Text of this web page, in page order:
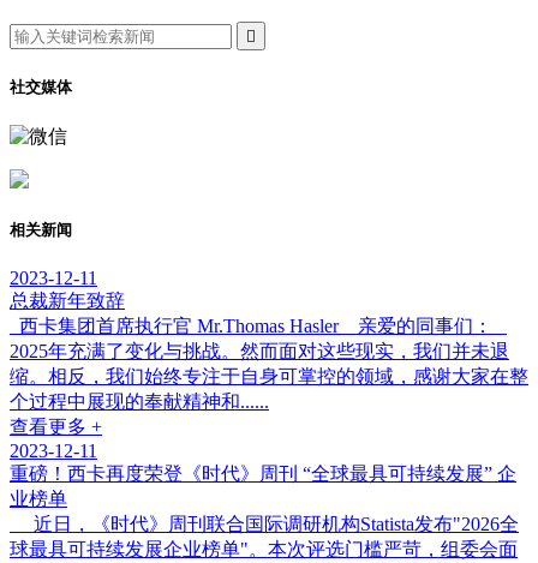

社交媒体
相关新闻
2023-12-11
总裁新年致辞
西卡集团首席执行官 Mr.Thomas Hasler 亲爱的同事们：
2025年充满了变化与挑战。然而面对这些现实，我们并未退
缩。相反，我们始终专注于自身可掌控的领域，感谢大家在整
个过程中展现的奉献精神和......
查看更多 +
2023-12-11
重磅！西卡再度荣登《时代》周刊 “全球最具可持续发展” 企
业榜单
近日，《时代》周刊联合国际调研机构Statista发布"2026全
球最具可持续发展企业榜单"。本次评选门槛严苛，组委会面